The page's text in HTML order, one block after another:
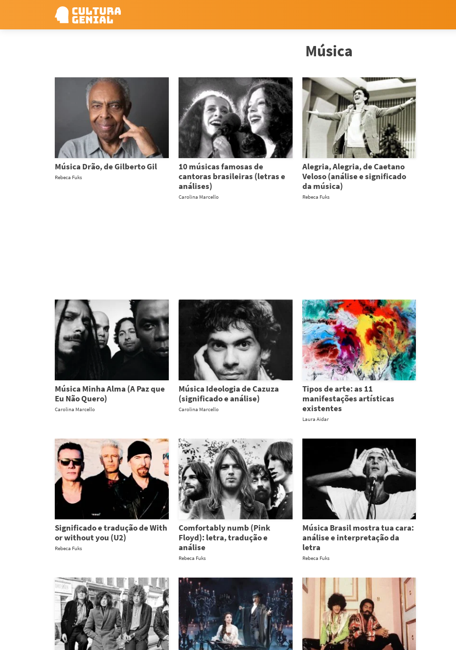
Música
Música Drão, de Gilberto Gil
Rebeca Fuks
10 músicas famosas de
cantoras brasileiras (letras e
análises)
Carolina Marcello
Alegria, Alegria, de Caetano
Veloso (análise e significado
da música)
Rebeca Fuks
Música Minha Alma (A Paz que
Eu Não Quero)
Carolina Marcello
Música Ideologia de Cazuza
(significado e análise)
Carolina Marcello
Tipos de arte: as 11
manifestações artísticas
existentes
Laura Aidar
Significado e tradução de With
or without you (U2)
Rebeca Fuks
Comfortably numb (Pink
Floyd): letra, tradução e
análise
Rebeca Fuks
Música Brasil mostra tua cara:
análise e interpretação da
letra
Rebeca Fuks